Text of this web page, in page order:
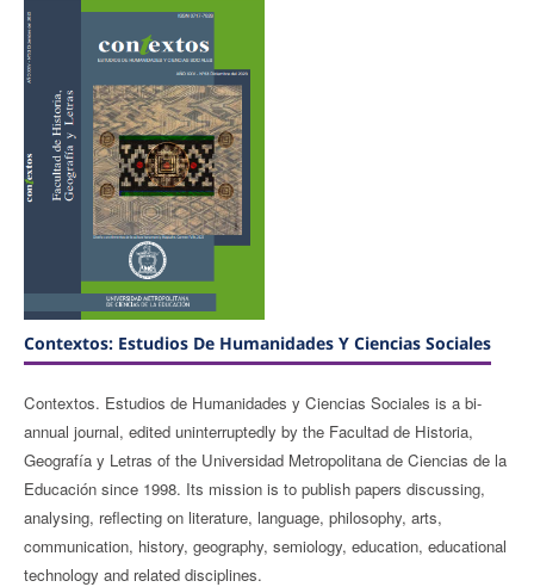
Contextos: Estudios De Humanidades Y Ciencias Sociales
Contextos. Estudios de Humanidades y Ciencias Sociales is a bi-
annual journal, edited uninterruptedly by the Facultad de Historia,
Geografía y Letras of the Universidad Metropolitana de Ciencias de la
Educación since 1998. Its mission is to publish papers discussing,
analysing, reflecting on literature, language, philosophy, arts,
communication, history, geography, semiology, education, educational
technology and related disciplines.